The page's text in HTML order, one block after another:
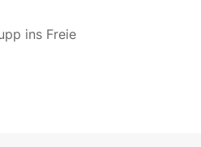
ins Freie